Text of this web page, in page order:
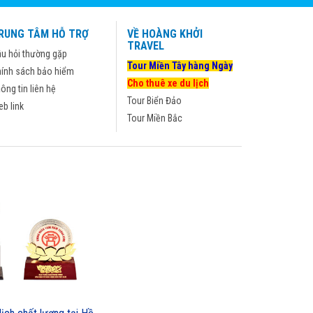
TÂM HỖ TRỢ
hỏi thường gặp
sách bảo hiểm
tin liên hệ
link
VỀ HOÀNG KHỞI
TRAVEL
Tour Miền Tây hàng Ngày
Cho thuê xe du lịch
Tour Biển Đảo
Tour Miền Bắc